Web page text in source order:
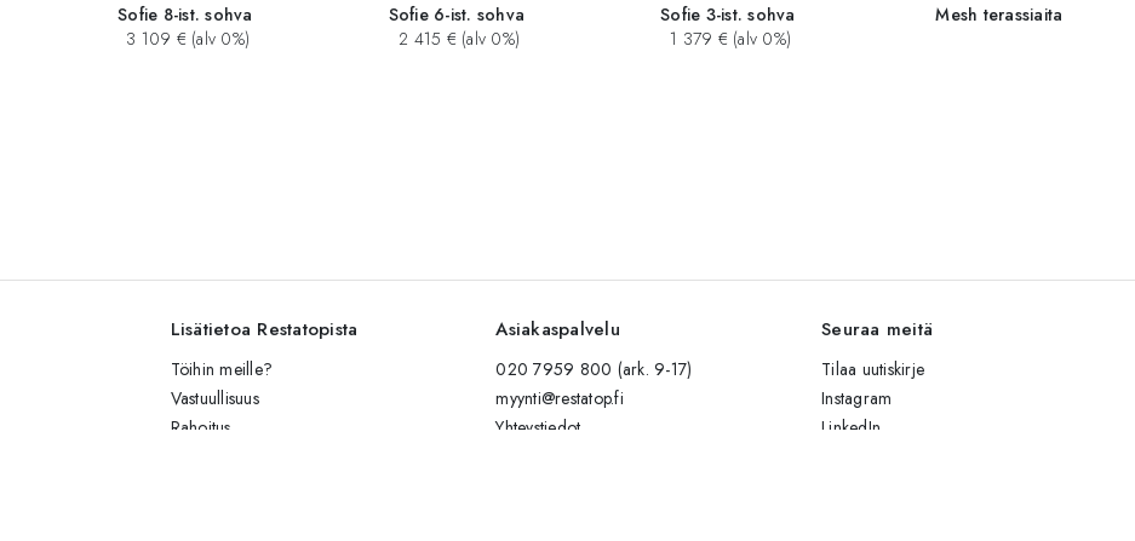
Sofie 8-ist. sohva
3 109 € (alv 0%)
Sofie 6-ist. sohva
2 415 € (alv 0%)
Sofie 3-ist. sohva
1 379 € (alv 0%)
Mesh terassiaita
Lisätietoa Restatopista
Töihin meille?
Vastuullisuus
Rahoitus
Asiakaspalvelu
020 7959 800 (ark. 9-17)
myynti@restatop.fi
Yhteystiedot
Seuraa meitä
Tilaa uutiskirje
Instagram
LinkedIn